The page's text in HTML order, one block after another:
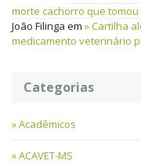
morte cachorro que
João Filinga em
Cartilha
medicamento veterinário
Categorias
Acadêmicos
ACAVET-MS